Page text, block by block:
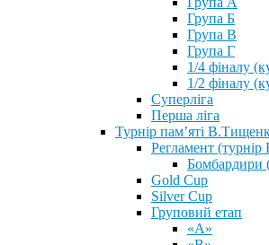
Група Б
Група В
Група Г
1/4 фіналу
1/2 фіналу
Суперліга
Перша ліга
Турнір пам’яті
Регламент
Бомбардири
Gold Cup
Silver Cup
Груповий етап
«А»